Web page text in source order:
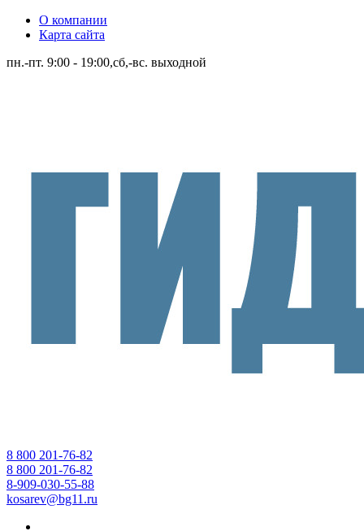
О компании
Карта сайта
пн.-пт. 9:00 - 19:00,сб,-вс. выходной
8 800 201-76-82
8 800 201-76-82
8-909-030-55-88
kosarev@bg11.ru